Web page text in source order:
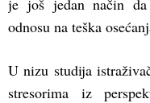
odnosu na teška
U nizu studija
stresorima iz